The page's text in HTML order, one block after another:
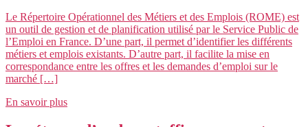
Le Répertoire Opérationnel des Métiers et des Emplois (ROME) est
un outil de gestion et de planification utilisé par le Service Public de
l’Emploi en France. D’une part, il permet d’identifier les différents
métiers et emplois existants. D’autre part, il facilite la mise en
correspondance entre les offres et les demandes d’emploi sur le
marché […]
En savoir plus